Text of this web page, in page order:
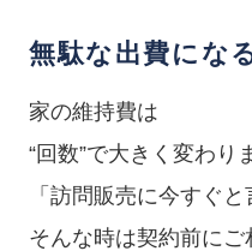
無駄な出費にな
家の維持費は
“回数”で大きく変わり
「訪問販売に今すぐ
そんな時は契約前にご